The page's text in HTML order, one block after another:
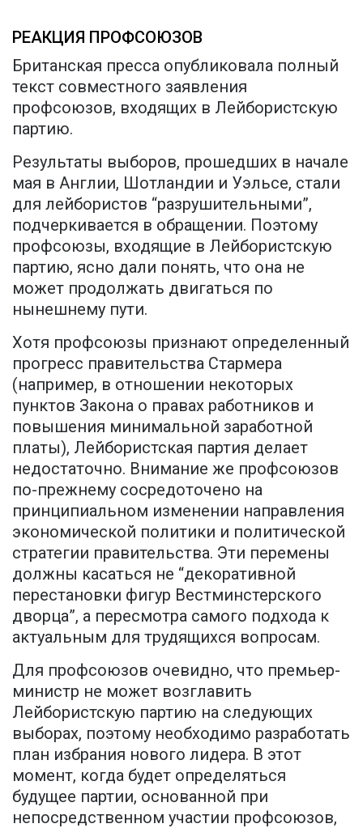
РЕАКЦИЯ ПРОФСОЮЗОВ
Британская пресса опубликовала полный
текст совместного заявления
профсоюзов, входящих в Лейбористскую
партию.
Результаты выборов, прошедших в начале
мая в Англии, Шотландии и Уэльсе, стали
для лейбористов “разрушительными”,
подчеркивается в обращении. Поэтому
профсоюзы, входящие в Лейбористскую
партию, ясно дали понять, что она не
может продолжать двигаться по
нынешнему пути.
Хотя профсоюзы признают определенный
прогресс правительства Стармера
(например, в отношении некоторых
пунктов Закона о правах работников и
повышения минимальной заработной
платы), Лейбористская партия делает
недостаточно. Внимание же профсоюзов
по-прежнему сосредоточено на
принципиальном изменении направления
экономической политики и политической
стратегии правительства. Эти перемены
должны касаться не “декоративной
перестановки фигур Вестминстерского
дворца”, а пересмотра самого подхода к
актуальным для трудящихся вопросам.
Для профсоюзов очевидно, что премьер-
министр не может возглавить
Лейбористскую партию на следующих
выборах, поэтому необходимо разработать
план избрания нового лидера. В этот
момент, когда будет определяться
будущее партии, основанной при
непосредственном участии профсоюзов,